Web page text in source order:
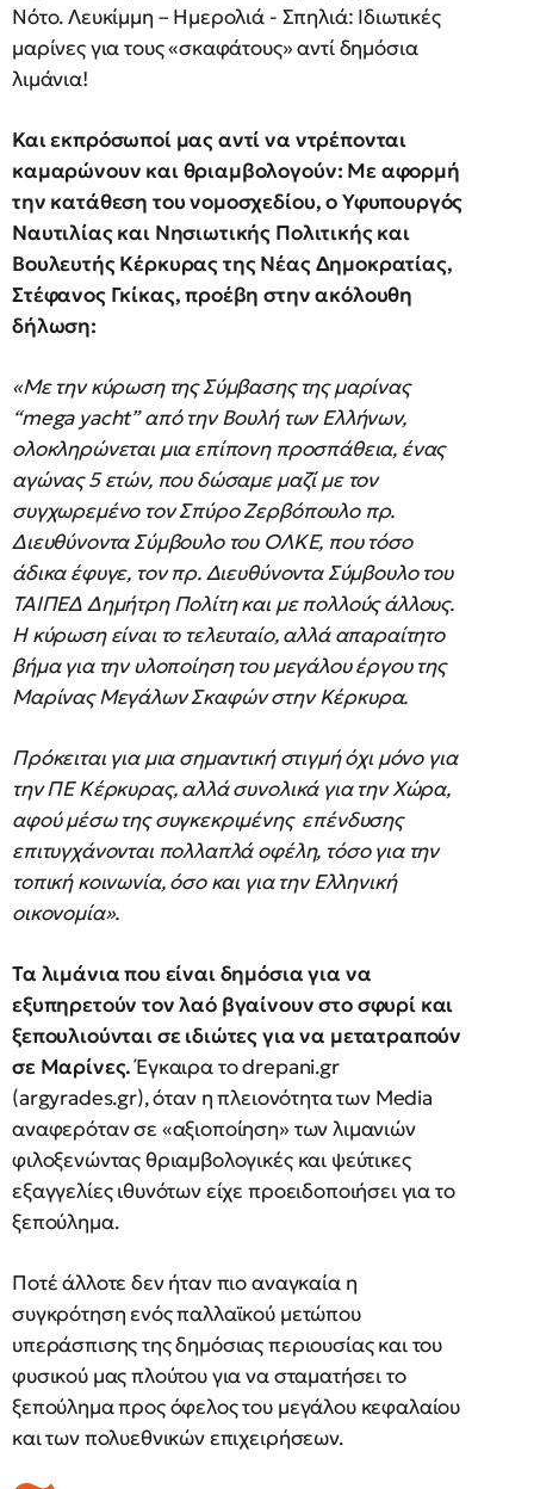
Νότο. Λευκίμμη – Ημερολιά - Σπηλιά: Ιδιωτικές
μαρίνες για τους «σκαφάτους» αντί δημόσια
λιμάνια!
Και εκπρόσωποί μας αντί να ντρέπονται
καμαρώνουν και θριαμβολογούν: Με αφορμή
την κατάθεση του νομοσχεδίου, ο Υφυπουργός
Ναυτιλίας και Νησιωτικής Πολιτικής και
Βουλευτής Κέρκυρας της Νέας Δημοκρατίας,
Στέφανος Γκίκας, προέβη στην ακόλουθη
δήλωση:
«Με την κύρωση της Σύμβασης της μαρίνας
“mega yacht” από την Βουλή των Ελλήνων,
ολοκληρώνεται μια επίπονη προσπάθεια, ένας
αγώνας 5 ετών, που δώσαμε μαζί με τον
συγχωρεμένο τον Σπύρο Ζερβόπουλο πρ.
Διευθύνοντα Σύμβουλο του ΟΛΚΕ, που τόσο
άδικα έφυγε, τον πρ. Διευθύνοντα Σύμβουλο του
ΤΑΙΠΕΔ Δημήτρη Πολίτη και με πολλούς άλλους.
Η κύρωση είναι το τελευταίο, αλλά απαραίτητο
βήμα για την υλοποίηση του μεγάλου έργου της
Μαρίνας Μεγάλων Σκαφών στην Κέρκυρα.
Πρόκειται για μια σημαντική στιγμή όχι μόνο για
την ΠΕ Κέρκυρας, αλλά συνολικά για την Χώρα,
αφού μέσω της συγκεκριμένης επένδυσης
επιτυγχάνονται πολλαπλά οφέλη, τόσο για την
τοπική κοινωνία, όσο και για την Ελληνική
οικονομία».
Τα λιμάνια που είναι δημόσια για να
εξυπηρετούν τον λαό βγαίνουν στο σφυρί και
ξεπουλιούνται σε ιδιώτες για να μετατραπούν
σε Μαρίνες.Έγκαιρα το drepani.gr
(argyrades.gr), όταν η πλειονότητα των Media
αναφερόταν σε «αξιοποίηση» των λιμανιών
φιλοξενώντας θριαμβολογικές και ψεύτικες
εξαγγελίες ιθυνότων είχε προειδοποιήσει για το
ξεπούλημα.
Ποτέ άλλοτε δεν ήταν πιο αναγκαία η
συγκρότηση ενός παλλαϊκού μετώπου
υπεράσπισης της δημόσιας περιουσίας και του
φυσικού μας πλούτου για να σταματήσει το
ξεπούλημα προς όφελος του μεγάλου κεφαλαίου
και των πολυεθνικών επιχειρήσεων.